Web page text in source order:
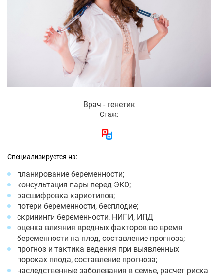
Врач - генетик
Стаж:
Специализируется на:
планирование беременности;
консультация пары перед ЭКО;
расшифровка кариотипов;
потери беременности, бесплодие;
скрининги беременности, НИПИ, ИПД
оценка влияния вредных факторов во время
беременности на плод, составление прогноза;
прогноз и тактика ведения при выявленных
пороках плода, составление прогноза;
наследственные заболевания в семье, расчет риска